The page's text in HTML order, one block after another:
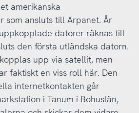
amerikanska
som ansluts till Arpanet. År
datorer räknas till
den första utländska datorn.
upp via satellit, men
faktiskt en viss roll här. Den
internetkontakten går
i Tanum i Bohuslän,